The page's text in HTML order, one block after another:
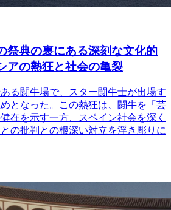
祭典の裏にある深刻な文化的
の熱狂と社会の亀裂
る闘牛場で、スター闘牛士が出場す
となった。この熱狂は、闘牛を「芸
在を示す一方、スペイン社会を深く
の批判との根深い対立を浮き彫りに